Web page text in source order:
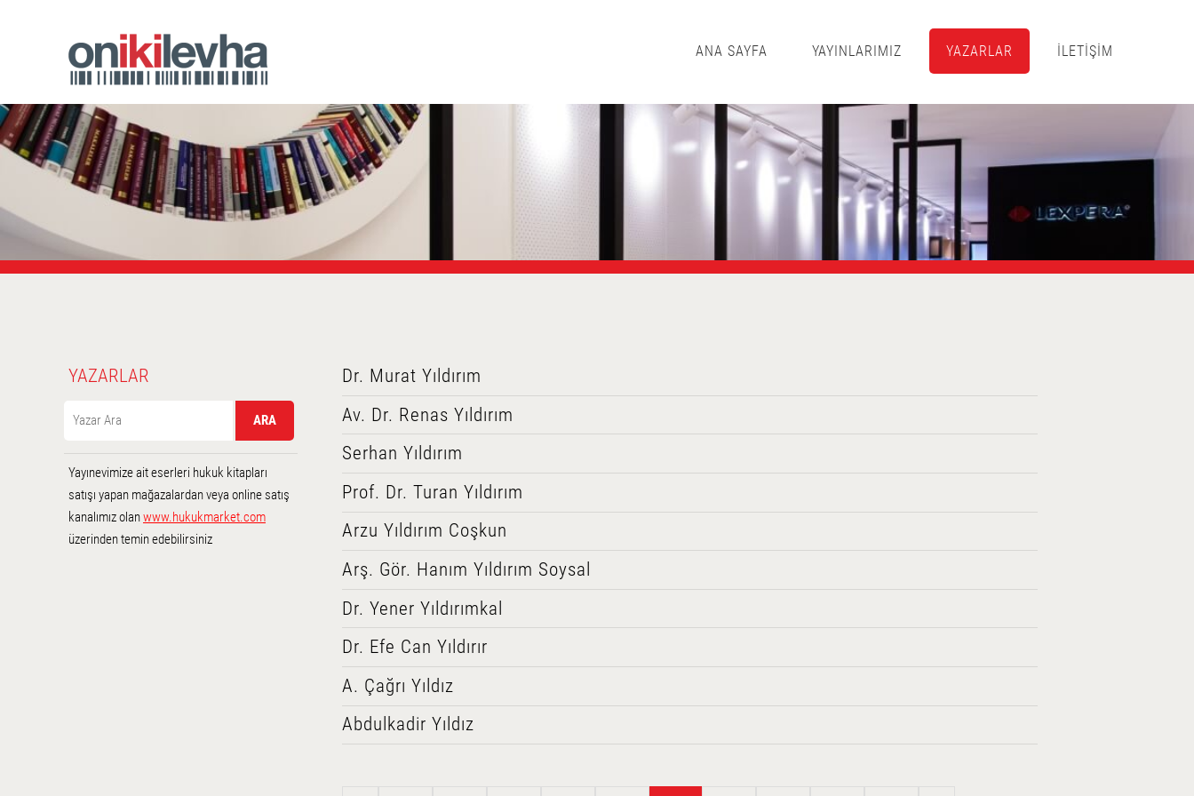
ANA SAYFA YAYINLARIMIZ YAZARLAR İLETİŞİM
YAZARLAR
Yayınevimize ait eserleri hukuk kitapları
satışı yapan mağazalardan veya online satış
kanalımız olanwww.hukukmarket.com
üzerinden temin edebilirsiniz
Dr. Murat Yıldırım
Av. Dr. Renas Yıldırım
Serhan Yıldırım
Prof. Dr. Turan Yıldırım
Arzu Yıldırım Coşkun
Arş. Gör. Hanım Yıldırım Soysal
Dr. Yener Yıldırımkal
Dr. Efe Can Yıldırır
A. Çağrı Yıldız
Abdulkadir Yıldız